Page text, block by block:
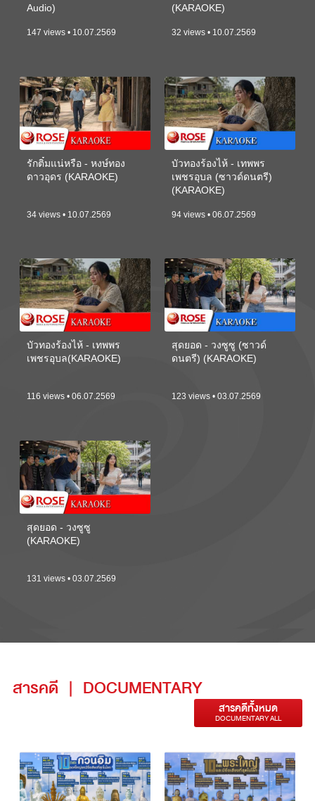
Audio)
147 views • 10.07.2569
(KARAOKE)
32 views • 10.07.2569
รักติ๋มแน่หรือ - หงษ์ทอง
ดาวอุดร (KARAOKE)
34 views • 10.07.2569
บัวทองร้องไห้ - เทพพร
เพชรอุบล (ซาวด์ดนตรี)
(KARAOKE)
94 views • 06.07.2569
บัวทองร้องไห้ - เทพพร
เพชรอุบล(KARAOKE)
116 views • 06.07.2569
สุดยอด - วงซูซู (ซาวด์
ดนตรี) (KARAOKE)
123 views • 03.07.2569
สุดยอด - วงซูซู
(KARAOKE)
131 views • 03.07.2569
สารคดี | DOCUMENTARY
สารคดีทั้งหมด
DOCUMENTARY ALL